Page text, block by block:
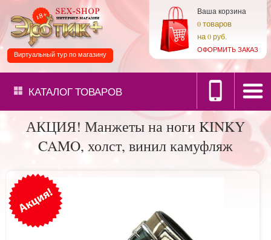
Ваша корзина
0товаров
на0 руб.
ОФОРМИТЬ ЗАКАЗ
Виртуальный тур по магазину
КАТАЛОГТОВАРОВ
АКЦИЯ! Манжеты на ноги KINKY
CAMO, холст, винил камуфляж